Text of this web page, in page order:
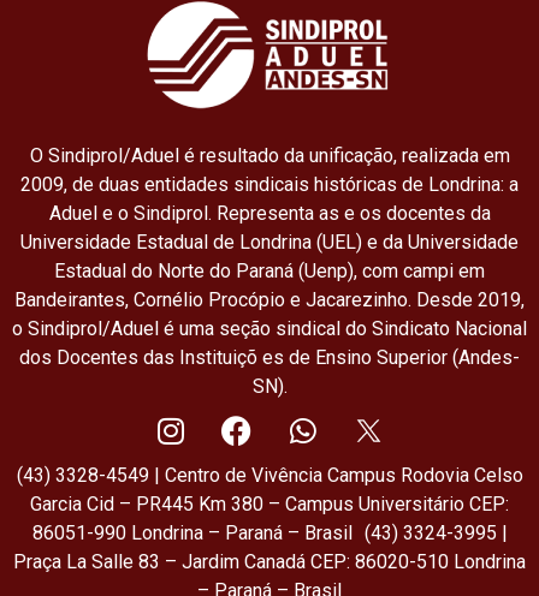
O Sindiprol/Aduel é resultado da unificação, realizada em
2009, de duas entidades sindicais históricas de Londrina: a
Aduel e o Sindiprol. Representa as e os docentes da
Universidade Estadual de Londrina (UEL) e da Universidade
Estadual do Norte do Paraná (Uenp), com campi em
Bandeirantes, Cornélio Procópio e Jacarezinho. Desde 2019,
o Sindiprol/Aduel é uma seção sindical do Sindicato Nacional
dos Docentes das Instituiçõ es de Ensino Superior (Andes-
SN).
(43) 3328-4549 | Centro de Vivência Campus Rodovia Celso
Garcia Cid – PR445 Km 380 – Campus Universitário CEP:
86051-990 Londrina – Paraná – Brasil (43) 3324-3995 |
Praça La Salle 83 – Jardim Canadá CEP: 86020-510 Londrina
– Paraná – Brasil